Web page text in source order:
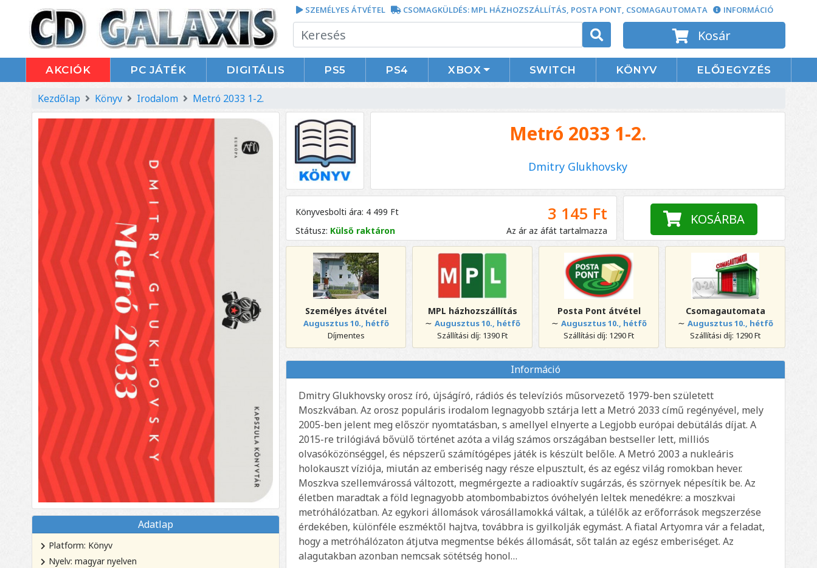
SZEMÉLYES ÁTVÉTEL CSOMAGKÜLDÉS: MPL HÁZHOZSZÁLLÍTÁS, POSTA PONT, CSOMAGAUTOMATA INFORMÁCIÓ
Kosár
AKCIÓK PC JÁTÉK DIGITÁLIS PS5 PS4 XBOX SWITCH KÖNYV ELŐJEGYZÉS
Kezdőlap Könyv Irodalom Metró 2033 1-2.
Adatlap
Platform: Könyv
Nyelv: magyar nyelven
Metró 2033 1-2.
Dmitry Glukhovsky
Könyvesbolti ára: 4 499 Ft
Státusz: Külső raktáron
3 145 Ft
Az ár az áfát tartalmazza
KOSÁRBA
Személyes átvétel
Augusztus 10., hétfő
Díjmentes
MPL házhozszállítás
∼ Augusztus 10., hétfő
Szállítási díj: 1390 Ft
Posta Pont átvétel
∼ Augusztus 10., hétfő
Szállítási díj: 1290 Ft
Csomagautomata
∼ Augusztus 10., hétfő
Szállítási díj: 1290 Ft
Információ
Dmitry Glukhovsky orosz író, újságíró, rádiós és televíziós műsorvezető 1979-ben született
Moszkvában. Az orosz populáris irodalom legnagyobb sztárja lett a Metró 2033 című regényével, mely
2005-ben jelent meg először nyomtatásban, s amellyel elnyerte a Legjobb európai debütálás díjat. A
2015-re trilógiává bővülő történet azóta a világ számos országában bestseller lett, milliós
olvasóközönséggel, és népszerű számítógépes játék is készült belőle. A Metró 2003 a nukleáris
holokauszt víziója, miután az emberiség nagy része elpusztult, és az egész világ romokban hever.
Moszkva szellemvárossá változott, megmérgezte a radioaktív sugárzás, és szörnyek népesítik be. Az
életben maradtak a föld legnagyobb atombombabiztos óvóhelyén leltek menedékre: a moszkvai
metróhálózatban. Az egykori állomások városállamokká váltak, a túlélők az erőforrások megszerzése
érdekében, különféle eszméktől hajtva, továbbra is gyilkolják egymást. A fiatal Artyomra vár a feladat,
hogy a metróhálózaton átjutva megmentse békés állomását, sőt talán az egész emberiséget. Az
alagutakban azonban nemcsak sötétség honol…